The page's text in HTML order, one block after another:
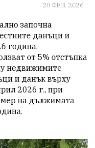
20 ФЕВ, 2026
започна
данъци и
година.
от 5% отстъпка
недвижимите
и данък върху
2026 г., при
на дължимата